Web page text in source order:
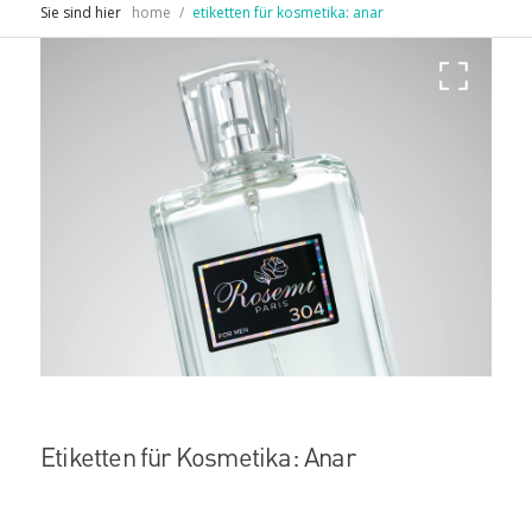
Sie sind hier home / etiketten für kosmetika: anar
Etiketten für Kosmetika: Anar